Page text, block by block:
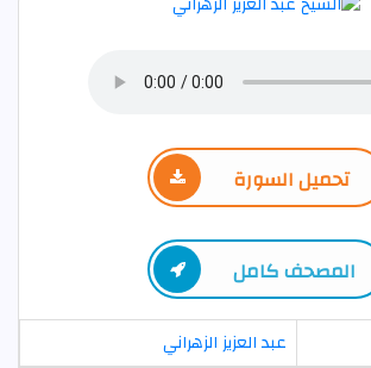
تحميل السورة
المصحف كامل
عبد العزيز الزهراني